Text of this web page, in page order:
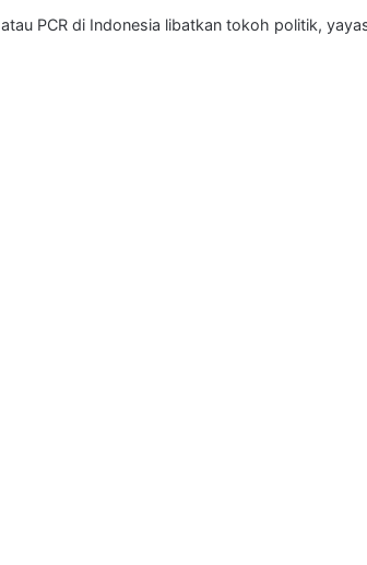
atau PCR di Indonesia libatkan tokoh politik,